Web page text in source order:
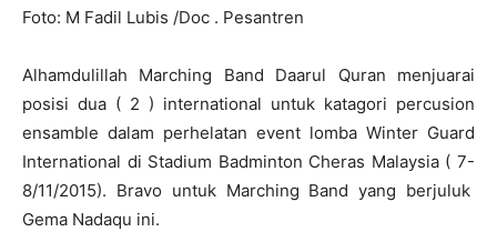
Foto: M Fadil Lubis /Doc . Pesantren
Alhamdulillah Marching Band Daarul Quran menjuarai
posisi dua ( 2 ) international untuk katagori percusion
ensamble dalam perhelatan event lomba Winter Guard
International di Stadium Badminton Cheras Malaysia ( 7-
8/11/2015). Bravo untuk Marching Band yang berjuluk
Gema Nadaqu ini.